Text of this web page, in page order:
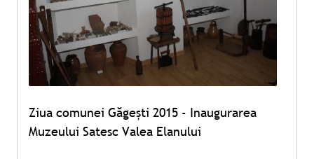
Ziua comunei Găgeşti 2015 - Inaugurarea
Muzeului Satesc Valea Elanului